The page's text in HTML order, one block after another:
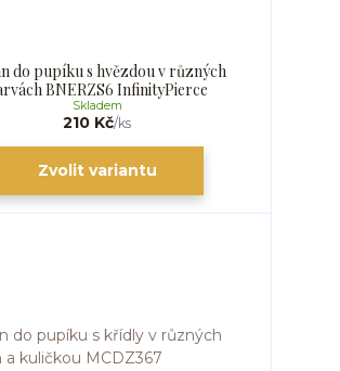
do pupíku s hvězdou v různých
BNERZS6 InfinityPierce
210 Kč/ks
Skladem
Zvolit variantu